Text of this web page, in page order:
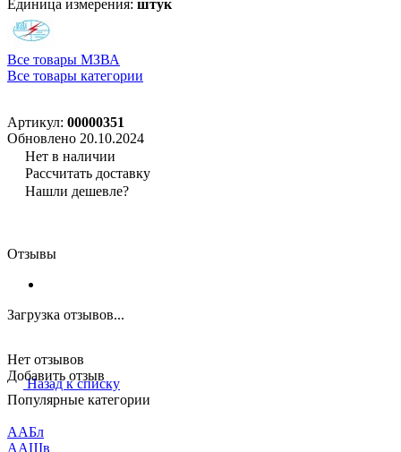
Единица измерения: штук
Все товары МЗВА
Все товары категории
Артикул: 00000351
Обновлено 20.10.2024
Нет в наличии
Рассчитать доставку
Нашли дешевле?
Отзывы
Загрузка отзывов...
Нет отзывов
Добавить отзыв
Назад к списку
Популярные категории
ААБл
ААШв